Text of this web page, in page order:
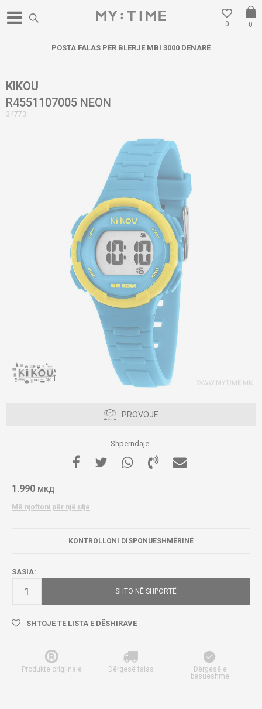
0
0
POSTA FALAS PËR BLERJE MBI 3000 DENARË
KIKOU
R4551107005 NEON
34773
PROVOJE
Shpërndaje
1.990 МКД
Më njoftoni për një ulje
KONTROLLONI DISPONUESHMËRINË
SASIA:
SHTO NË SHPORTË
SHTOJE TE LISTA E DËSHIRAVE
Produkte origjinale Dërgesë falas
Dërgesë e
besueshme